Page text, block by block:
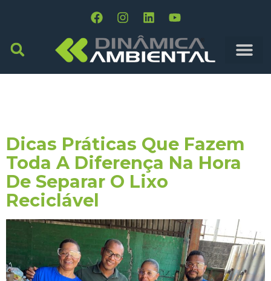
Dicas Práticas Que Fazem
Toda A Diferença Na Hora
De Separar O Lixo
Reciclável